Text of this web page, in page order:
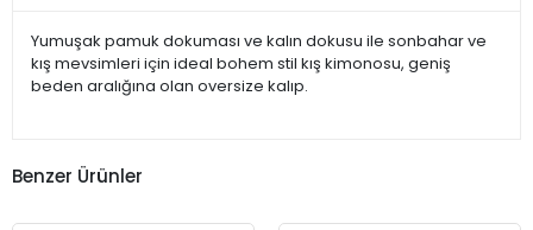
Yumuşak pamuk dokuması ve kalın dokusu ile sonbahar ve
kış mevsimleri için ideal bohem stil kış kimonosu, geniş
beden aralığına olan oversize kalıp.
Benzer Ürünler